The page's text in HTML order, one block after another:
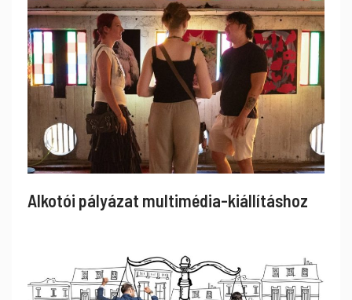
Alkotói pályázat multimédia-kiállításhoz